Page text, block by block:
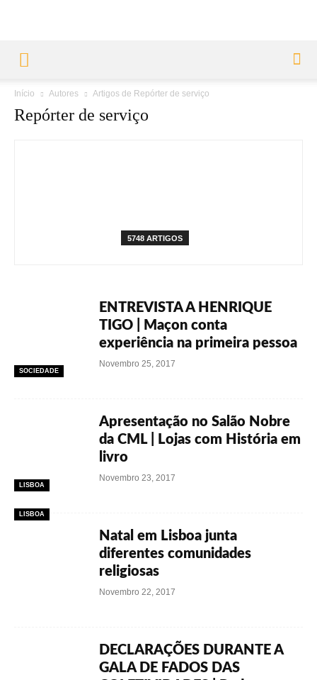
Início Autores Artigos de Repórter de serviço
Repórter de serviço
5748 ARTIGOS
SOCIEDADE
ENTREVISTA A HENRIQUE
TIGO | Maçon conta
experiência na primeira pessoa
Novembro 25, 2017
LISBOA
Apresentação no Salão Nobre
da CML | Lojas com História em
livro
Novembro 23, 2017
LISBOA
Natal em Lisboa junta
diferentes comunidades
religiosas
Novembro 22, 2017
DECLARAÇÕES DURANTE A
GALA DE FADOS DAS